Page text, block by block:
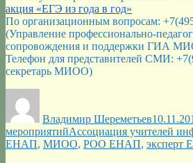
акция «ЕГЭ из года в год»
По организационным вопросам:
(Управление профессионально-
сопровождения и поддержки ГИА
Телефон для представителей СМИ:
секретарь МИОО)
Владимир Шереметьев
мероприятийМетки
Ассоциация учителей
ЕНАП, МИОО, РОО ЕНАП, эксперт